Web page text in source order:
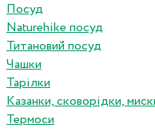
Посуд
Naturehike посуд
Титановий посуд
Чашки
Тарілки
Казанки, сковорідки,
Термоси